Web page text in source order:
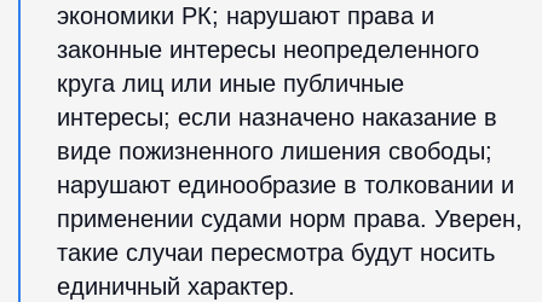
экономики РК; нарушают права и
законные интересы неопределенного
круга лиц или иные публичные
интересы; если назначено наказание в
виде пожизненного лишения свободы;
нарушают единообразие в толковании и
применении судами норм права. Уверен,
такие случаи пересмотра будут носить
единичный характер.